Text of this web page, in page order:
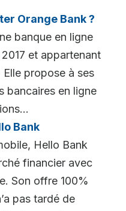
Orange Bank ?
banque en ligne
et appartenant
propose à ses
bancaires en ligne
Bank
Hello Bank
financier avec
Son offre 100%
pas tardé de